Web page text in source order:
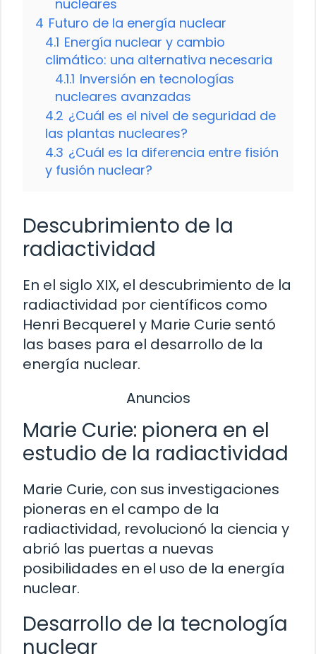
nucleares
4 Futuro de la energía nuclear
4.1 Energía nuclear y cambio
climático: una alternativa necesaria
4.1.1 Inversión en tecnologías
nucleares avanzadas
4.2 ¿Cuál es el nivel de seguridad de
las plantas nucleares?
4.3 ¿Cuál es la diferencia entre fisión
y fusión nuclear?
Descubrimiento de la
radiactividad
En el siglo XIX, el descubrimiento de la
radiactividad por científicos como
Henri Becquerel y Marie Curie sentó
las bases para el desarrollo de la
energía nuclear.
Anuncios
Marie Curie: pionera en el
estudio de la radiactividad
Marie Curie, con sus investigaciones
pioneras en el campo de la
radiactividad, revolucionó la ciencia y
abrió las puertas a nuevas
posibilidades en el uso de la energía
nuclear.
Desarrollo de la tecnología
nuclear